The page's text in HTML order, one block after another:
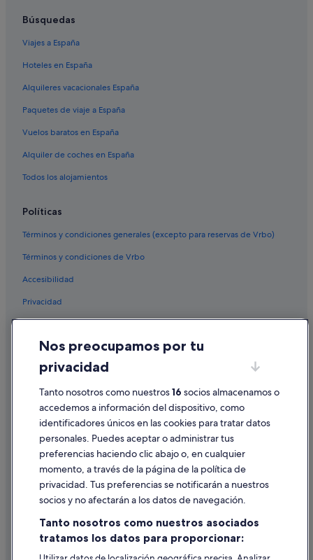
Relais & Chateaux hoteles en Madeira
Hoteles para ir de compras en Madeira
Pestana Group hoteles en Madeira
Hoteles con conserje en Madeira
Hoteles con gimnasio en Madeira
Hoteles para bodas en Madeira
Hoteles con todo incluido en Madeira
Búsquedas
Viajes a España
Hoteles en España
Alquileres vacacionales España
Paquetes de viaje a España
Vuelos baratos en España
Alquiler de coches en España
Todos los alojamientos
Políticas
Términos y condiciones generales (excepto para reservas de Vrbo)
Términos y condiciones de Vrbo
Accesibilidad
Privacidad
Cookies
Condiciones de uso
Información legal/contacto
Pautas sobre el contenido y cómo denunciar contenido
Ayuda
Cancelar un vuelo
Cancelar una reserva de hotel o de un alquiler vacacional
Utilizar un cupón de Expedia
Nos preocupamos por tu
privacidad
Tanto nosotros como nuestros16 socios almacenamos o
accedemos a información del dispositivo, como
identificadores únicos en las cookies para tratar datos
personales. Puedes aceptar o administrar tus
preferencias haciendo clic abajo o, en cualquier
momento, a través de la página de la política de
privacidad. Tus preferencias se notificarán a nuestros
socios y no afectarán a los datos de navegación.
Tanto nosotros como nuestros asociados
tratamos los datos para proporcionar: